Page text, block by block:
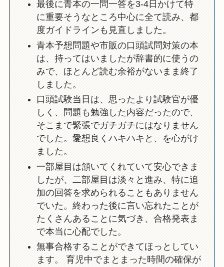
最後に青本の一問一答を3-4日かけて特
に重要そうなところ中心に全て読み、都
度ガイドラインも見直しました。
青本予想問題や市販の口頭試問対策の本
は、持ってはいましたが辞書的に使うの
みで、ほとんど読む余裕がないまま終了
しました。
口頭試験当日は、思ったより試験官が優
しく、問題も勉強した内容だったので、
そこまで緊張でガチガチにはなりません
でした。愛想良くハキハキと、を心がけ
ました。
一部屋目は頷いてくれていて安心できま
したが、二部屋目は淡々と進み、特に追
加の回答を求められることもありません
でいた。終わった後に言い忘れたことが
たくさんあることに気づき、合格発表ま
で本当に心配でした。
無事合格することができてほっとしてい
ます。 育児中でまとまった時間の確保が